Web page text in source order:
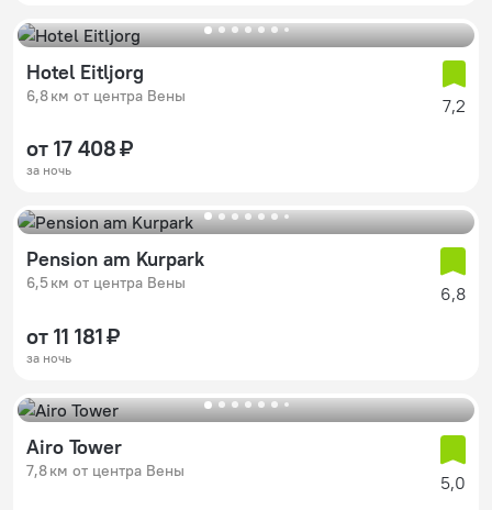
Hotel Eitljorg
6,8 км от центра Вены 7,2
от 17 408 ₽
за ночь
Pension am Kurpark
6,5 км от центра Вены
6,8
от 11 181 ₽
за ночь
Airo Tower
7,8 км от центра Вены
5,0